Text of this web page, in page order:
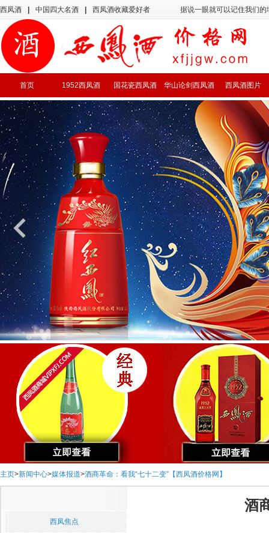
西凤酒 中国四大名酒 西凤酒收藏爱好者 据说一眼就可以记住我们
首页 1952西凤酒 国花瓷西凤酒 华山论剑西凤酒 西凤酒图片
主页>新闻中心>媒体报道>酒商革命：看我“七十二变”【西凤酒价格网】
西凤焦点
酒